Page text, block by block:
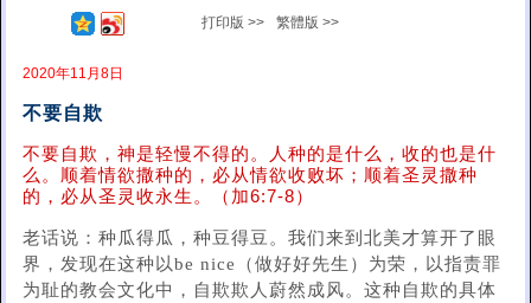
打印版 >> 繁體版 >>
2020年11月8日
不要自欺
不要自欺，神是轻慢不得的。人种的是什么，收的也是什
么。顺着情欲撒种的，必从情欲收败坏；顺着圣灵撒种
的，必从圣灵收永生。（加6:7-8）
老话说：种瓜得瓜，种豆得豆。我们来到北美才算开了眼
界，发现在这种以be nice（做好好先生）为荣，以指责罪
为耻的教会文化中，自欺欺人蔚然成风。这种自欺的具体